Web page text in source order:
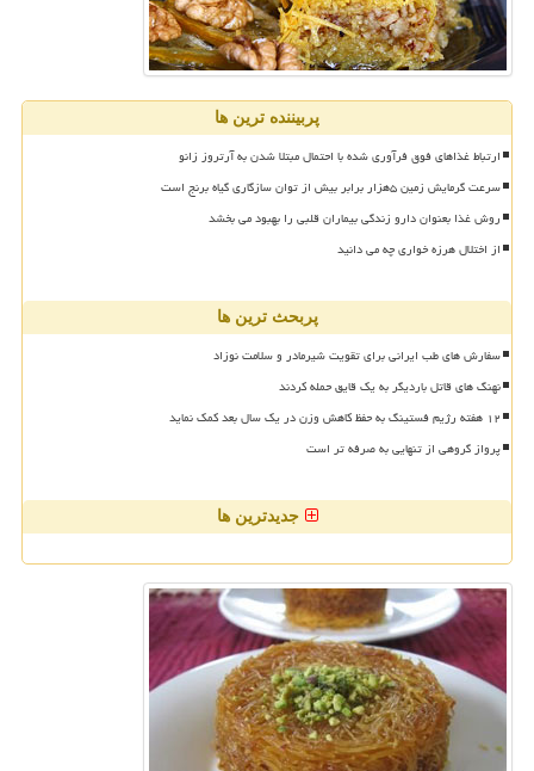
پربیننده ترین ها
ارتباط غذاهای فوق فرآوری شده با احتمال مبتلا شدن به آرتروز زانو
سرعت گرمایش زمین ۵هزار برابر بیش از توان سازگاری گیاه برنج است
روش غذا بعنوان دارو زندگی بیماران قلبی را بهبود می بخشد
از اختلال هرزه خواری چه می دانید
پربحث ترین ها
سفارش های طب ایرانی برای تقویت شیرمادر و سلامت نوزاد
نهنگ های قاتل باردیگر به یک قایق حمله کردند
۱۲ هفته رژیم فستینگ به حفظ کاهش وزن در یک سال بعد کمک نماید
پرواز گروهی از تنهایی به صرفه تر است
جدیدترین ها